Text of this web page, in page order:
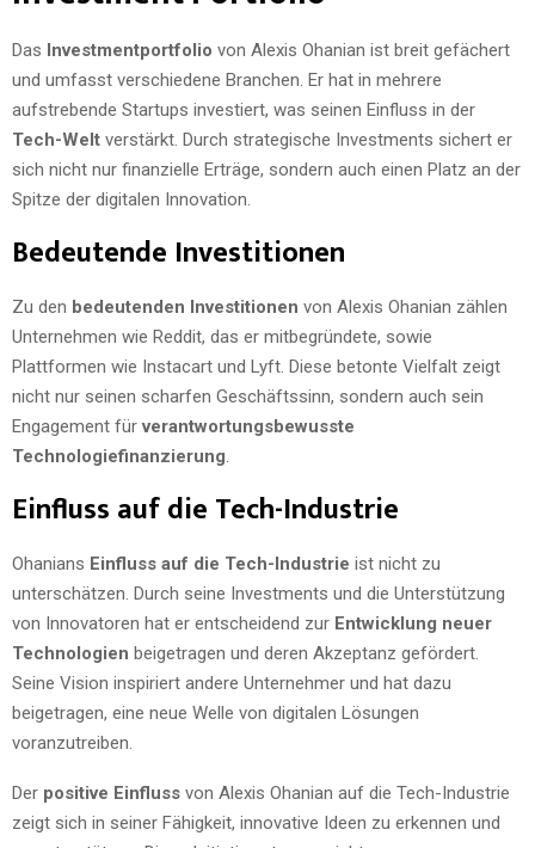
Das Investmentportfolio von Alexis Ohanian ist breit gefächert
und umfasst verschiedene Branchen. Er hat in mehrere
aufstrebende Startups investiert, was seinen Einfluss in der
Tech-Welt verstärkt. Durch strategische Investments sichert er
sich nicht nur finanzielle Erträge, sondern auch einen Platz an der
Spitze der digitalen Innovation.
Bedeutende Investitionen
Zu den bedeutenden Investitionen von Alexis Ohanian zählen
Unternehmen wie Reddit, das er mitbegründete, sowie
Plattformen wie Instacart und Lyft. Diese betonte Vielfalt zeigt
nicht nur seinen scharfen Geschäftssinn, sondern auch sein
Engagement fürverantwortungsbewusste
Technologiefinanzierung
Einfluss auf die Tech-Industrie
Ohanians Einfluss auf die Tech-Industrie ist nicht zu
unterschätzen. Durch seine Investments und die Unterstützung
von Innovatoren hat er entscheidend zur Entwicklung neuer
Technologien beigetragen und deren Akzeptanz gefördert.
Seine Vision inspiriert andere Unternehmer und hat dazu
beigetragen, eine neue Welle von digitalen Lösungen
voranzutreiben.
Der positive Einfluss von Alexis Ohanian auf die Tech-Industrie
zeigt sich in seiner Fähigkeit, innovative Ideen zu erkennen und